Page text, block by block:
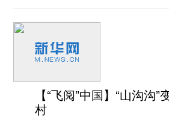
【“飞阅”中国】“山沟沟
村